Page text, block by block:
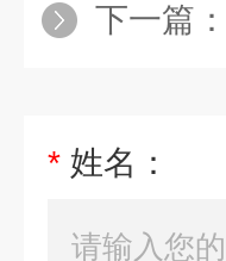
下一篇：
* 姓名：